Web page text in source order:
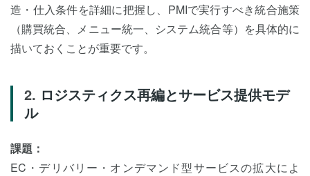
造・仕入条件を詳細に把握し、PMIで実行すべき統合施策
（購買統合、メニュー統一、システム統合等）を具体的に
描いておくことが重要です。
ロジスティクス再編とサービス提供モデ
ル
課題：
EC・デリバリー・オンデマンド型サービスの拡大によ